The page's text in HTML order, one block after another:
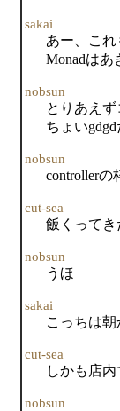
sakai
あー、これ
Monadはあ
nobsun
とりあえ
ちょい
nobsun
controller
cut-sea
飯くってき
nobsun
うほ
sakai
こっちは朝
cut-sea
しかも店
nobsun